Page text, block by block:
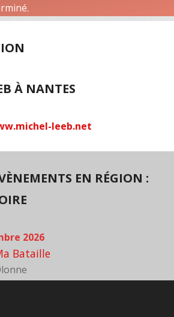
À NANTES
leeb.net
EN RÉGION :
2026
Bataille